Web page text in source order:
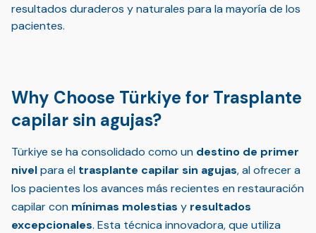
resultados duraderos y naturales para la mayoría de los
pacientes.
Why Choose Türkiye for Trasplante
capilar sin agujas?
Türkiye se ha consolidado como un destino de primer
nivelpara el trasplante capilar sin agujas, al ofrecer a
los pacientes los avances más recientes en restauración
capilar con mínimas molestias y resultados
excepcionales. Esta técnica innovadora, que utiliza